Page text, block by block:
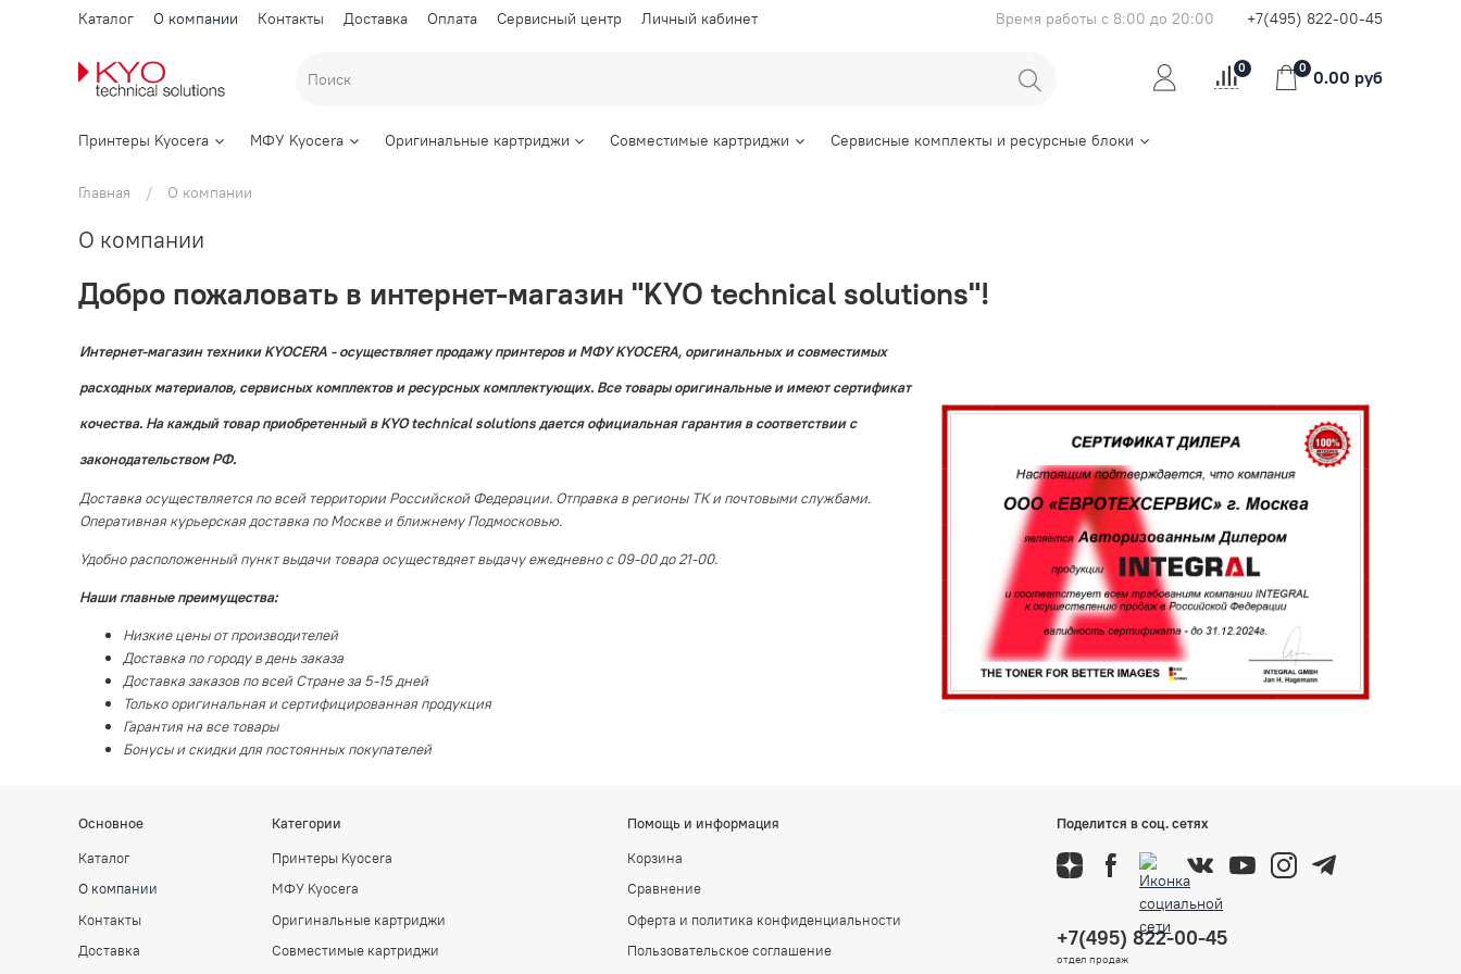
Каталог О компании Контакты Доставка Оплата Сервисный центр Личный кабинет Время работы с 8:00 до 20:00 +7(495) 822-00-45
0 0 0.00 руб
Принтеры Kyocera МФУ Kyocera Оригинальные картриджи Совместимые картриджи Сервисные комплекты и ресурсные блоки
Главная О компании
О компании
Добро пожаловать в интернет-магазин "KYO technical solutions"!
Интернет-магазин техники KYOCERA - осуществляет продажу принтеров и МФУ KYOCERA, оригинальных и совместимых
расходных материалов, сервисных комплектов и ресурсных комплектующих. Все товары оригинальные и имеют сертификат
кочества. На каждый товар приобретенный в KYO technical solutions дается официальная гарантия в соответствии с
законодательством РФ.
Доставка осуществляется по всей территории Российской Федерации. Отправка в регионы ТК и почтовыми службами.
Оперативная курьерская доставка по Москве и ближнему Подмосковью.
Удобно расположенный пункт выдачи товара осуществдяет выдачу ежедневно с 09-00 до 21-00.
Наши главные преимущества:
Низкие цены от производителей
Доставка по городу в день заказа
Доставка заказов по всей Стране за 5-15 дней
Только оригинальная и сертифицированная продукция
Гарантия на все товары
Бонусы и скидки для постоянных покупателей
Основное
Каталог
О компании
Контакты
Доставка
Категории
Принтеры Kyocera
МФУ Kyocera
Оригинальные картриджи
Совместимые картриджи
Помощь и информация
Корзина
Сравнение
Оферта и политика конфиденциальности
Пользовательское соглашение
Поделится в соц. сетях
+7(495) 822-00-45
отдел продаж